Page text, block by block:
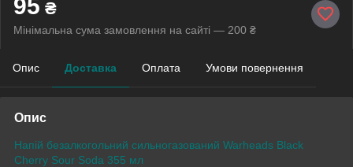
95 ₴
Мінімальна сума замовлення на сайті — 200 ₴
Опис Доставка Оплата Умови повернення
Опис
Напій безалкогольний сильногазований Warheads Black
Cherry Sour Soda 355 мл